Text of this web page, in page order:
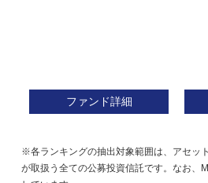
ファンド詳細
※各ランキングの抽出対象範囲は、アセッ
が取扱う全ての公募投資信託です。なお、